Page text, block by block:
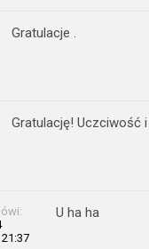
Gratulacje .
Gratulację! Uczciwość
U ha ha